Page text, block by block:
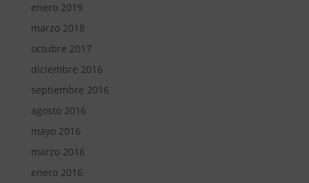
enero 2019
marzo 2018
octubre 2017
diciembre 2016
septiembre 2016
agosto 2016
mayo 2016
marzo 2016
enero 2016